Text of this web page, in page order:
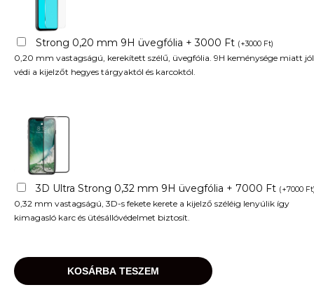
Strong 0,20 mm 9H üvegfólia + 3000 Ft (+3000 Ft)
0,20 mm vastagságú, kerekített szélű, üvegfólia. 9H keménysége miatt jól
védi a kijelzőt hegyes tárgyaktól és karcoktól.
3D Ultra Strong 0,32 mm 9H üvegfólia + 7000 Ft (+7000 Ft
0,32 mm vastagságú, 3D-s fekete kerete a kijelző széléig lenyúlik így
kimagasló karc és ütésállóvédelmet biztosít.
KOSÁRBA TESZEM